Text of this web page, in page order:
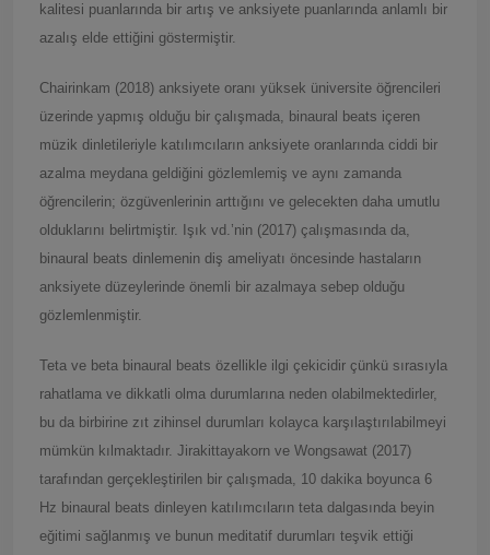
kalitesi puanlarında bir artış ve anksiyete puanlarında anlamlı bir
azalış elde ettiğini göstermiştir.
Chairinkam (2018) anksiyete oranı yüksek üniversite öğrencileri
üzerinde yapmış olduğu bir çalışmada, binaural beats içeren
müzik dinletileriyle katılımcıların anksiyete oranlarında ciddi bir
azalma meydana geldiğini gözlemlemiş ve aynı zamanda
öğrencilerin; özgüvenlerinin arttığını ve gelecekten daha umutlu
olduklarını belirtmiştir. Işık vd.’nin (2017) çalışmasında da,
binaural beats dinlemenin diş ameliyatı öncesinde hastaların
anksiyete düzeylerinde önemli bir azalmaya sebep olduğu
gözlemlenmiştir.
Teta ve beta binaural beats özellikle ilgi çekicidir çünkü sırasıyla
rahatlama ve dikkatli olma durumlarına neden olabilmektedirler,
bu da birbirine zıt zihinsel durumları kolayca karşılaştırılabilmeyi
mümkün kılmaktadır. Jirakittayakorn ve Wongsawat (2017)
tarafından gerçekleştirilen bir çalışmada, 10 dakika boyunca 6
Hz binaural beats dinleyen katılımcıların teta dalgasında beyin
eğitimi sağlanmış ve bunun meditatif durumları teşvik ettiği